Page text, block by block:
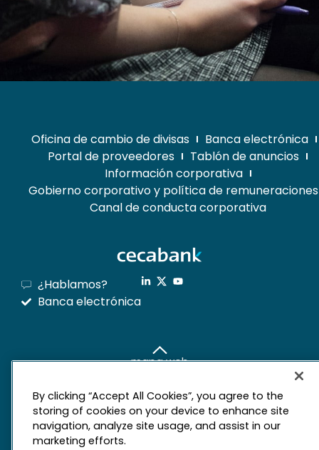
Oficina de cambio de divisas
Banca electrónica
Portal de proveedores
Tablón de anuncios
Información corporativa
Gobierno corporativo y política de remuneraciones
Canal de conducta corporativa
¿Hablamos?
Banca electrónica
mapa web
Aviso legal
Derechos de privacidad
Política de cookies
By clicking “Accept All Cookies”, you agree to the
storing of cookies on your device to enhance site
navigation, analyze site usage, and assist in our
marketing efforts.